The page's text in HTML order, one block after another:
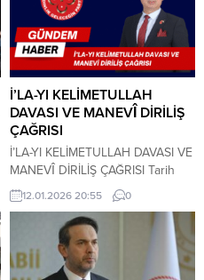
İ’LA-YI KELİMETULLAH
DAVASI VE MANEVÎ DİRİLİŞ
ÇAĞRISI
İ’LA-YI KELİMETULLAH DAVASI VE
MANEVÎ DİRİLİŞ ÇAĞRISI Tarih
boyunca milletleri ayakta tutan
yalnızca kılıçlar, ordular ve fetihler
olmamıştır. Asıl belirleyici olan;
inanç, ahlâk, adalet ve hikmettir.
Bugün insanlığın içine düştüğü
buhran, maddî değil; manevî bir
12.01.2026 20:55 0